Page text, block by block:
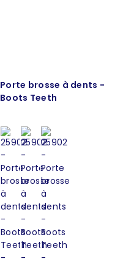
Porte brosse à dents -
Boots Teeth